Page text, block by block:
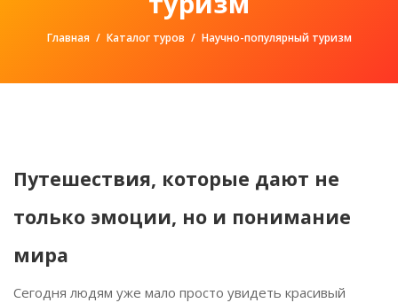
Главная Каталог туров Научно-популярный туризм
Путешествия, которые дают не
только эмоции, но и понимание
мира
Сегодня людям уже мало просто увидеть красивый